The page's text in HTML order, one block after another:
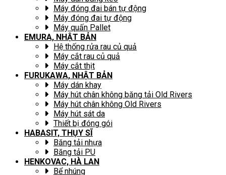
Máy đóng đai bán tự động
Máy đóng đai tự động
Máy quấn Pallet
EMURA, NHẬT BẢN
Hệ thống rửa rau củ quả
Máy cắt rau củ quả
Máy cắt thịt
FURUKAWA, NHẬT BẢN
Máy dán khay
Máy hút chân không băng tải Old Rivers
Máy hút chân không Old Rivers
Máy hút sát da
Thiết bị đóng gói
HABASIT, THỤY SĨ
Băng tải nhựa
Băng tải PU
HENKOVAC, HÀ LAN
Bể nhúng